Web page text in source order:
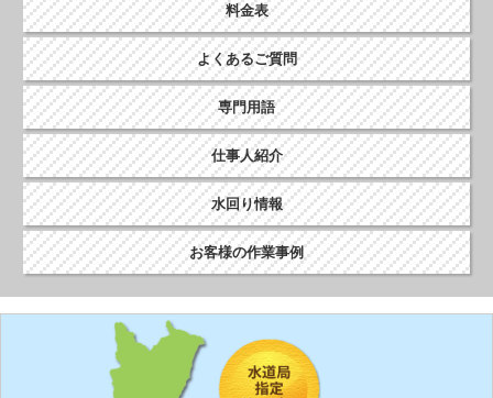
料金表
よくあるご質問
専門用語
仕事人紹介
水回り情報
お客様の作業事例